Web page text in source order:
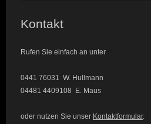
Kontakt
Rufen Sie einfach an unter
0441 76031 W. Hullmann
04481 4409108 E. Maus
oder nutzen Sie unser Kontaktformular.